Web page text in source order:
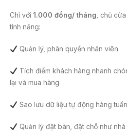
Chỉ với 1.000 đồng/ tháng , chủ
tính năng:
Quản lý, phân quyền nhân viên
Tích điểm khách hàng nhanh
lại và mua hàng
Sao lưu dữ liệu tự động hàng
Quản lý đặt bàn, đặt chỗ như